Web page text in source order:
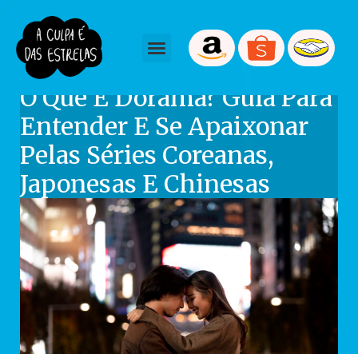
July 29, 2025
O Que É Dorama? Guia Para
Entender E Se Apaixonar
Pelas Séries Coreanas,
Japonesas E Chinesas